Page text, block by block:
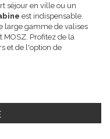
séjour en ville ou un
est indispensable.
large gamme de valises
Profitez de la
et de l'option de